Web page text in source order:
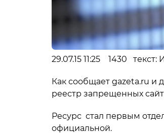
29.07.15 11:25 1430
Как сообщает gazeta.ru и
реестр запрещенных
Ресурс стал первым
официальной.